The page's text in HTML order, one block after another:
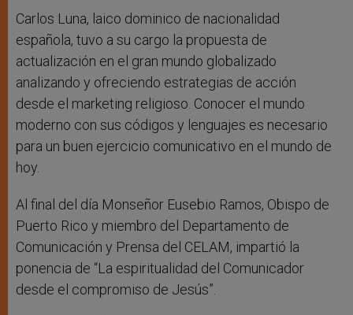
Carlos Luna, laico dominico de nacionalidad
española, tuvo a su cargo la propuesta de
actualización en el gran mundo globalizado
analizando y ofreciendo estrategias de acción
desde el marketing religioso. Conocer el mundo
moderno con sus códigos y lenguajes es necesario
para un buen ejercicio comunicativo en el mundo de
hoy.
Al final del día Monseñor Eusebio Ramos, Obispo de
Puerto Rico y miembro del Departamento de
Comunicación y Prensa del CELAM, impartió la
ponencia de “La espiritualidad del Comunicador
desde el compromiso de Jesús”.